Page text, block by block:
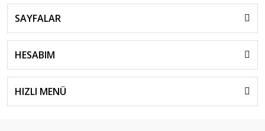
SAYFALAR
HESABIM
HIZLI MENÜ